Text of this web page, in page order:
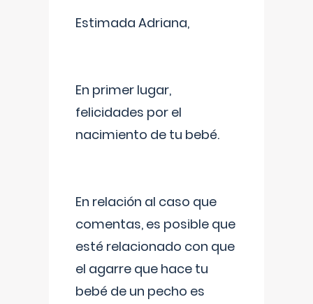
Estimada Adriana,
En primer lugar,
felicidades por el
nacimiento de tu bebé.
En relación al caso que
comentas, es posible que
esté relacionado con que
el agarre que hace tu
bebé de un pecho es